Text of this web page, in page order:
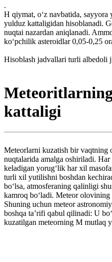
.
H qiymat, oʻz navbatida, sayyora
yulduz kattaligidan hisoblanadi.
nuqtai nazardan aniqlanadi.
koʻpchilik asteroidlar 0,05-0,25
Hisoblash jadvallari turli albedoli
kattaligi
Meteorlarni kuzatish bir vaqtning
nuqtalarida amalga oshiriladi.
keladigan yorugʻlik har xil
turli xil yutilishni boshdan
boʻlsa, atmosferaning qalinligi
kamroq boʻladi. Meteor
Shuning uchun meteor
boshqa taʼrifi qabul qilinadi: U
kuzatilgan meteorning M mutlaq